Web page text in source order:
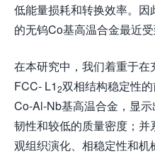
低能量损耗和转换效率。
的无钨Co基高温合金最近
在本研究中，我们着重于
FCC- L12双相结构稳定性
Co-Al-Nb基高温合金，显
韧性和较低的质量密度；
观组织演化、相稳定性和